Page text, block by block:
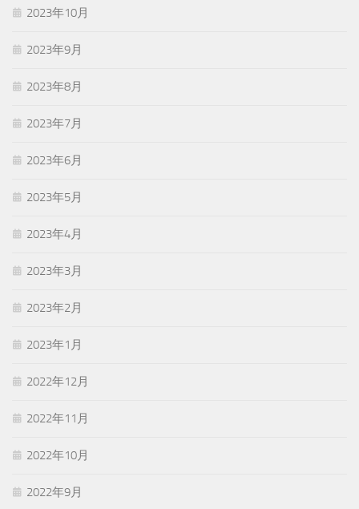
2023年10月
2023年9月
2023年8月
2023年7月
2023年6月
2023年5月
2023年4月
2023年3月
2023年2月
2023年1月
2022年12月
2022年11月
2022年10月
2022年9月